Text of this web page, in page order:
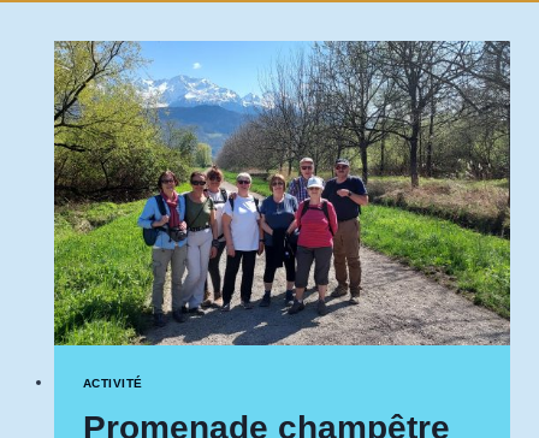
ACTIVITÉ
Promenade champêtre